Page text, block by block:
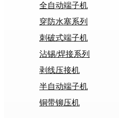
全自动端子机
穿防水塞系列
刺破式端子机
沾锡/焊接系列
剥线压接机
半自动端子机
铜带铆压机